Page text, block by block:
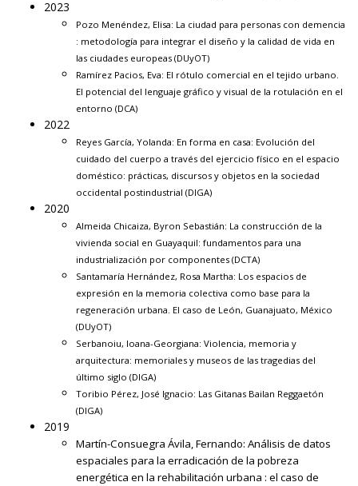
2023
Pozo Menéndez, Elisa: La ciudad para personas con demencia
: metodología para integrar el diseño y la calidad de vida en
las ciudades europeas (DUyOT)
Ramírez Pacios, Eva: El rótulo comercial en el tejido urbano.
El potencial del lenguaje gráfico y visual de la rotulación en el
entorno (DCA)
2022
Reyes García, Yolanda: En forma en casa: Evolución del
cuidado del cuerpo a través del ejercicio físico en el espacio
doméstico: prácticas, discursos y objetos en la sociedad
occidental postindustrial (DIGA)
2020
Almeida Chicaiza, Byron Sebastián: La construcción de la
vivienda social en Guayaquil: fundamentos para una
industrialización por componentes (DCTA)
Santamaría Hernández, Rosa Martha: Los espacios de
expresión en la memoria colectiva como base para la
regeneración urbana. El caso de León, Guanajuato, México
(DUyOT)
Serbanoiu, Ioana-Georgiana: Violencia, memoria y
arquitectura: memoriales y museos de las tragedias del
último siglo (DIGA)
Toribio Pérez, José Ignacio: Las Gitanas Bailan Reggaetón
(DIGA)
2019
Martín-Consuegra Ávila, Fernando: Análisis de datos
espaciales para la erradicación de la pobreza
energética en la rehabilitación urbana : el caso de